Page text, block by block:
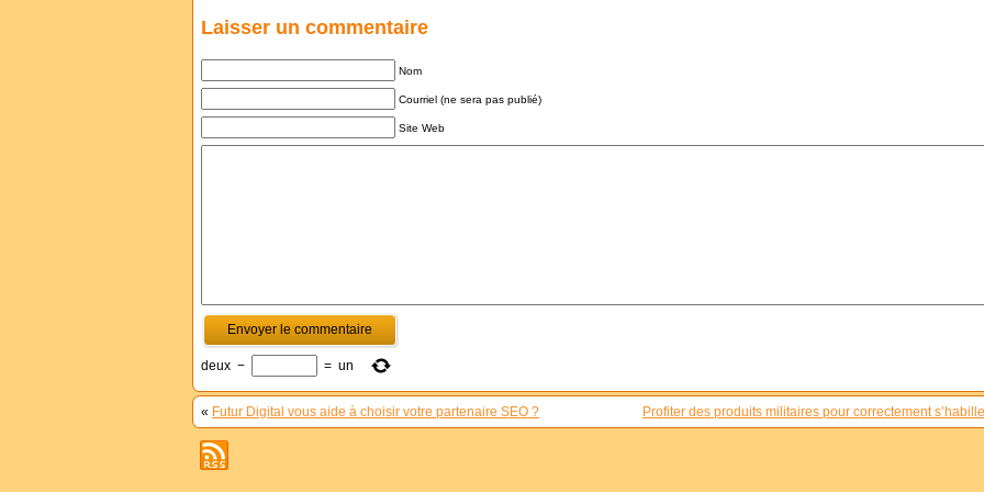
Laisser un commentaire
Nom
Courriel (ne sera pas publié)
Site Web
deux − = un
« Futur Digital vous aide à choisir votre partenaire SEO ? Profiter des produits militaires pour correctement